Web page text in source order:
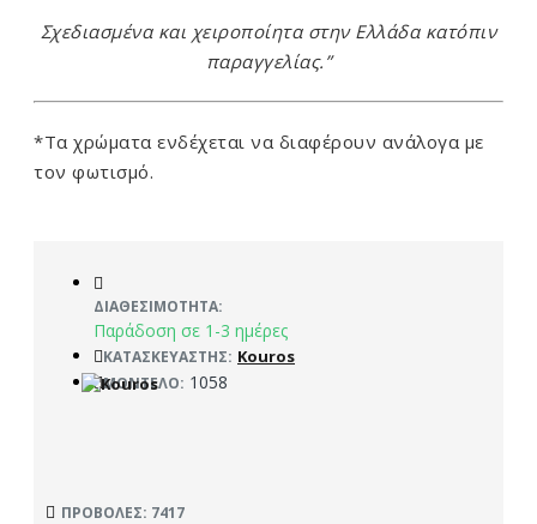
Σχεδιασμένα και χειροποίητα στην Ελλάδα κατόπιν
παραγγελίας.”
*Τα χρώματα ενδέχεται να διαφέρουν ανάλογα με
τον φωτισμό.
ΔΙΑΘΕΣΙΜΌΤΗΤΑ:
Παράδοση σε 1-3 ημέρες
ΚΑΤΑΣΚΕΥΑΣΤΉΣ: Kouros
ΜΟΝΤΈΛΟ: 1058
ΠΡΟΒΟΛΈΣ: 7417